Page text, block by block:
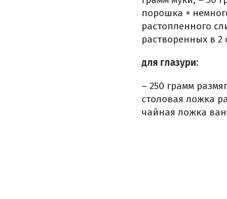
порошка +
растопленного
растворенных в 2
для глазури:
– 250 грамм
столовая ложка
чайная ложка